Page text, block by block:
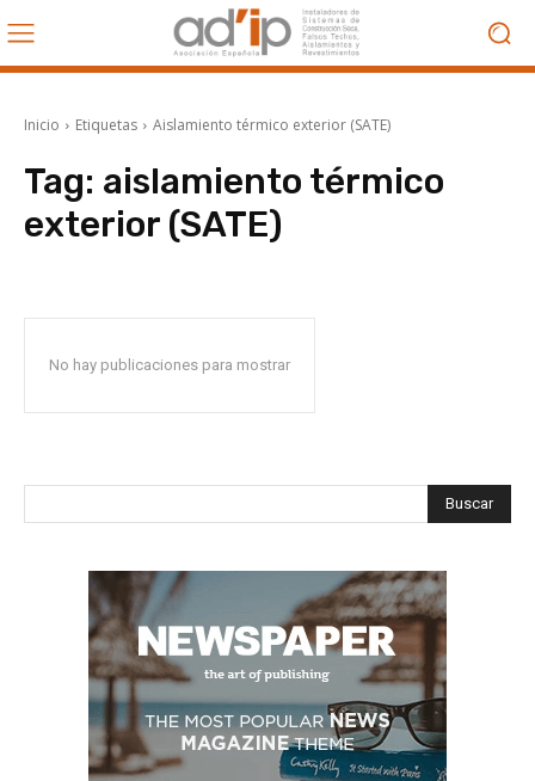
Inicio Etiquetas Aislamiento térmico exterior (SATE)
Tag: aislamiento térmico
exterior (SATE)
No hay publicaciones para mostrar
Buscar